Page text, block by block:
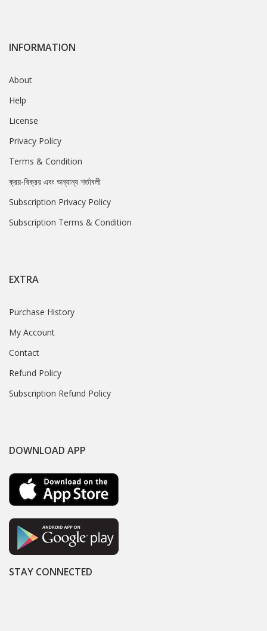
INFORMATION
About
Help
License
Privacy Policy
Terms & Condition
ক্রয়-বিক্রয় এবং অন্যান্য শর্তাবলী
Subscription Privacy Policy
Subscription Terms & Condition
EXTRA
Purchase History
My Account
Contact
Refund Policy
Subscription Refund Policy
DOWNLOAD APP
STAY CONNECTED